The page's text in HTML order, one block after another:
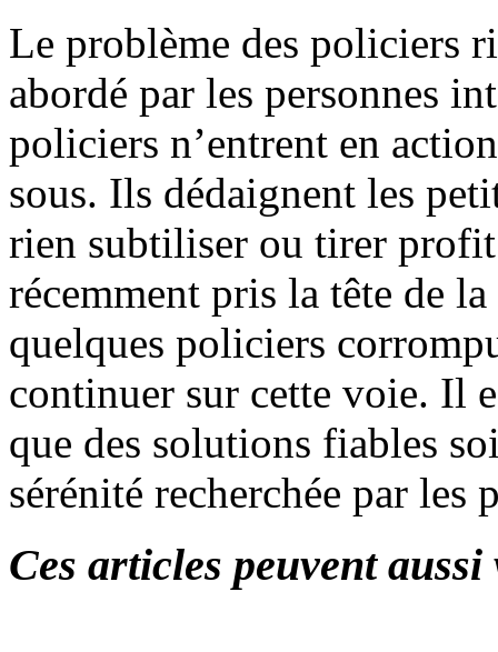
Le problème des policiers
abordé par les personnes
policiers n’entrent en
sous. Ils dédaignent les
rien subtiliser ou tirer
récemment pris la tête de
quelques policiers
continuer sur cette voie. Il
que des solutions fiables
sérénité recherchée par les
Ces articles peuvent